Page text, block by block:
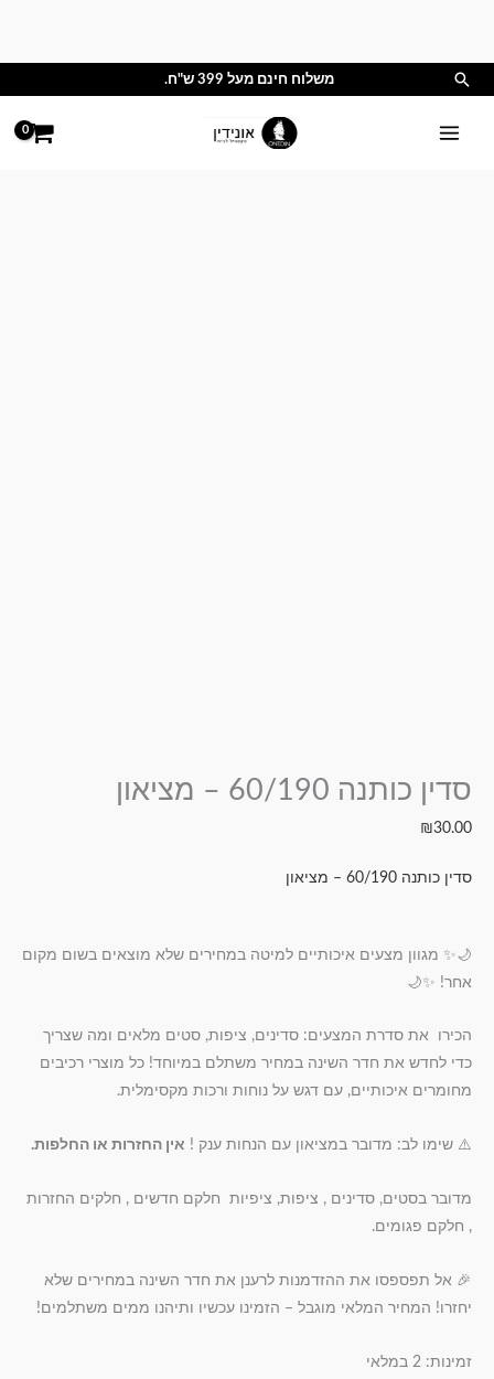
חיפוש משלוח חינם מעל 399 ש"ח.
סדין כותנה 60/190 – מציאון
₪30.00
סדין כותנה 60/190 – מציאון
🌙✨ מגוון מצעים איכותיים למיטה במחירים שלא מוצאים בשום מקום
אחר! ✨🌙
הכירו את סדרת המצעים: סדינים, ציפות, סטים מלאים ומה שצריך
כדי לחדש את חדר השינה במחיר משתלם במיוחד! כל מוצרי רכיבים
מחומרים איכותיים, עם דגש על נוחות ורכות מקסימלית.
⚠️ שימו לב: מדובר במציאון עם הנחות ענק ! אין החזרות או החלפות.
מדובר בסטים, סדינים , ציפות, ציפיות חלקם חדשים , חלקים החזרות
, חלקם פגומים.
🎉 אל תפספסו את ההזדמנות לרענן את חדר השינה במחירים שלא
יחזרו! המחיר המלאי מוגבל – הזמינו עכשיו ותיהנו ממים משתלמים!
זמינות: 2 במלאי